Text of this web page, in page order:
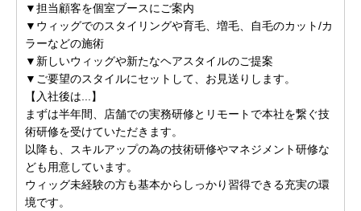
▼担当顧客を個室ブースにご案内
▼ウィッグでのスタイリングや育毛、増毛、自毛のカット/カ
ラーなどの施術
▼新しいウィッグや新たなヘアスタイルのご提案
▼ご要望のスタイルにセットして、お見送りします。
【入社後は...】
まずは半年間、店舗での実務研修とリモートで本社を繋ぐ技
術研修を受けていただきます。
以降も、スキルアップの為の技術研修やマネジメント研修な
ども用意しています。
ウィッグ未経験の方も基本からしっかり習得できる充実の環
境です。